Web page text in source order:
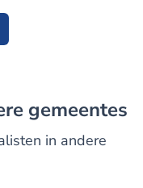
gemeentes
in andere